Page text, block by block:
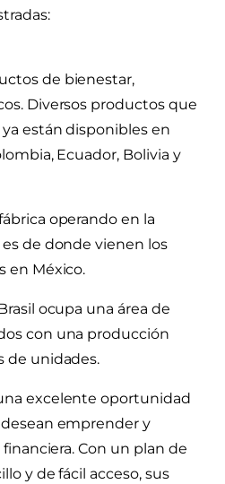
de bienestar,
Diversos productos que
están disponibles en
Ecuador, Bolivia y
operando en la
de donde vienen los
en México.
ocupa una área de
con una producción
de unidades.
excelente oportunidad
emprender y
Con un plan de
y de fácil acceso, sus